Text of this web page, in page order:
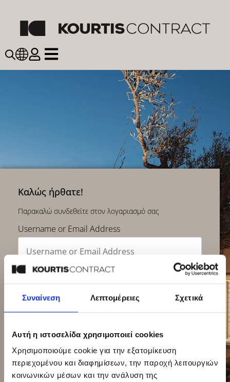
Συναίνεση Λεπτομέρειες Σχετικά
Αυτή η ιστοσελίδα χρησιμοποιεί cookies
Χρησιμοποιούμε cookie για την εξατομίκευση
περιεχομένου και διαφημίσεων, την παροχή λειτουργιών
κοινωνικών μέσων και την ανάλυση της
Καλώς ήρθατε!
Παρακαλώ συνδεθείτε στον λογαριασμό σας
Username or Email Address
Να με θυμάστε Ξεχάσατε το Password?
Σύνδεση Εγγραφή